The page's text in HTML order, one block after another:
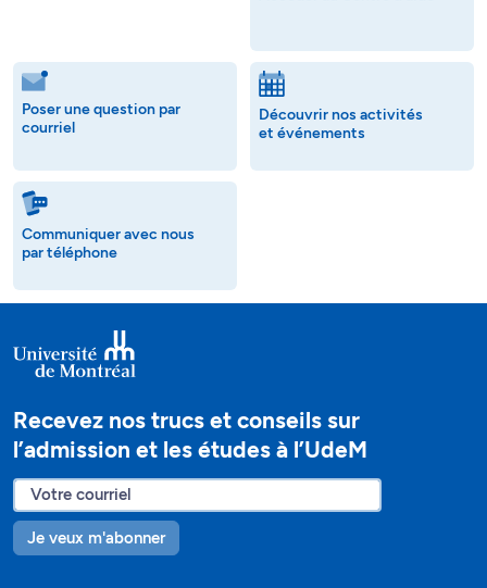
Poser une question par
courriel
Découvrir nos activités
et événements
Communiquer avec nous
par téléphone
Recevez nos trucs et conseils sur
l’admission et les études à l’UdeM
Je veux m'abonner